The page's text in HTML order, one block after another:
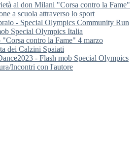
al don Milani "Corsa contro la Fame"
a scuola attraverso lo sport
- Special Olympics Community Run
Special Olympics Italia
"Corsa contro la Fame" 4 marzo
dei Calzini Spaiati
- Flash mob Special Olympics
Incontri con l'autore